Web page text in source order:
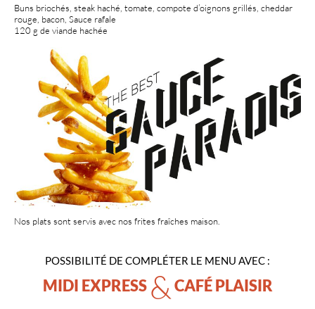
Buns briochés, steak haché, tomate, compote d’oignons grillés, cheddar
rouge, bacon, Sauce rafale
120 g de viande hachée
Nos plats sont servis avec nos frites fraîches maison.
POSSIBILITÉ DE COMPLÉTER LE MENU AVEC :
MIDI EXPRESS &CAFÉ PLAISIR